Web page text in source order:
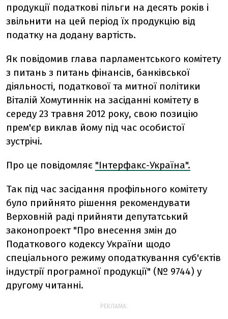
продукції податкові пільги на десять років і
звільнити на цей період їх продукцію від
податку на додану вартість.
Як повідомив глава парламентського комітету
з питань з питань фінансів, банківської
діяльності, податкової та митної політики
Віталій Хомутиннік на засіданні комітету в
середу 23 травня 2012 року, свою позицію
прем'єр виклав йому під час особистої
зустрічі.
Про це повідомляє "Інтерфакс-Україна".
Так під час засідання профільного комітету
було прийнято рішення рекомендувати
Верховній раді прийняти депутатський
законопроект "Про внесення змін до
Податкового кодексу України щодо
спеціального режиму оподаткування суб'єктів
індустрії програмної продукції" (№ 9744) у
другому читанні.
РЕКЛАМА: